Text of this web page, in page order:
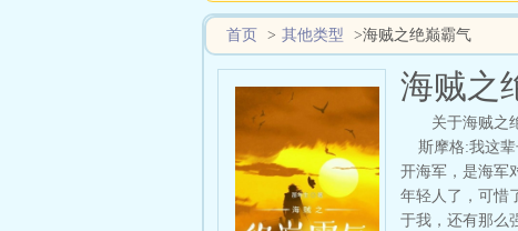
首页 > 其他类型 >海贼之绝巅霸气
海贼之
关于海贼之
斯摩格:我这辈
开海军，是海军
年轻人了，可惜
于我，还有那么